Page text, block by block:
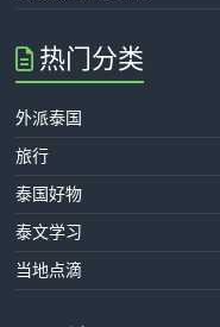
热门分类
外派泰国
旅行
泰国好物
泰文学习
当地点滴